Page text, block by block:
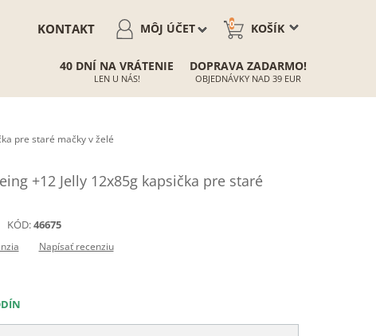
KOŠÍK
0
MÔJ ÚČET
KONTAKT
40 DNÍ NA VRÁTENIE
LEN U NÁS!
DOPRAVA ZADARMO!
OBJEDNÁVKY NAD 39 EUR
pre staré mačky v želé
+12 Jelly 12x85g kapsička pre staré
KÓD:46675
Napísať recenziu